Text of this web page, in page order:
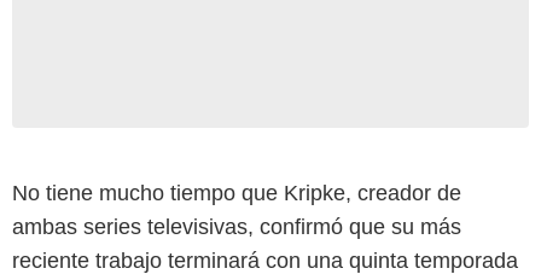
No tiene mucho tiempo que Kripke, creador de
ambas series televisivas, confirmó que su más
reciente trabajo terminará con una quinta temporada